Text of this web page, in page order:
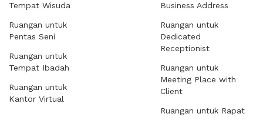
Tempat Wisuda
Ruangan untuk
Pentas Seni
Ruangan untuk
Tempat Ibadah
Ruangan untuk
Kantor Virtual
Business Address
Ruangan untuk
Dedicated
Receptionist
Ruangan untuk
Meeting Place with
Client
Ruangan untuk Rapat